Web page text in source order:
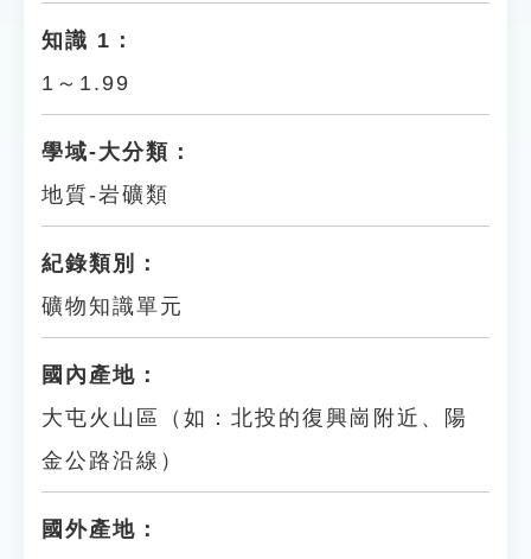
知識 1：
1～1.99
學域-大分類：
地質-岩礦類
紀錄類別：
礦物知識單元
國內產地：
大屯火山區（如：北投的復興崗附近、陽
金公路沿線）
國外產地：